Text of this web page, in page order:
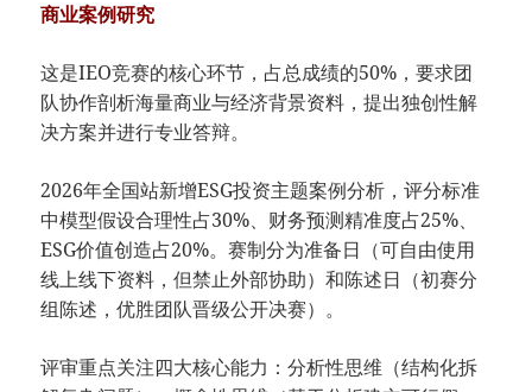
商业案例研究
这是IEO竞赛的核心环节，占总成绩的50%，要求团
队协作剖析海量商业与经济背景资料，提出独创性解
决方案并进行专业答辩。
2026年全国站新增ESG投资主题案例分析，评分标准
中模型假设合理性占30%、财务预测精准度占25%、
ESG价值创造占20%。赛制分为准备日（可自由使用
线上线下资料，但禁止外部协助）和陈述日（初赛分
组陈述，优胜团队晋级公开决赛）。
评审重点关注四大核心能力：分析性思维（结构化拆